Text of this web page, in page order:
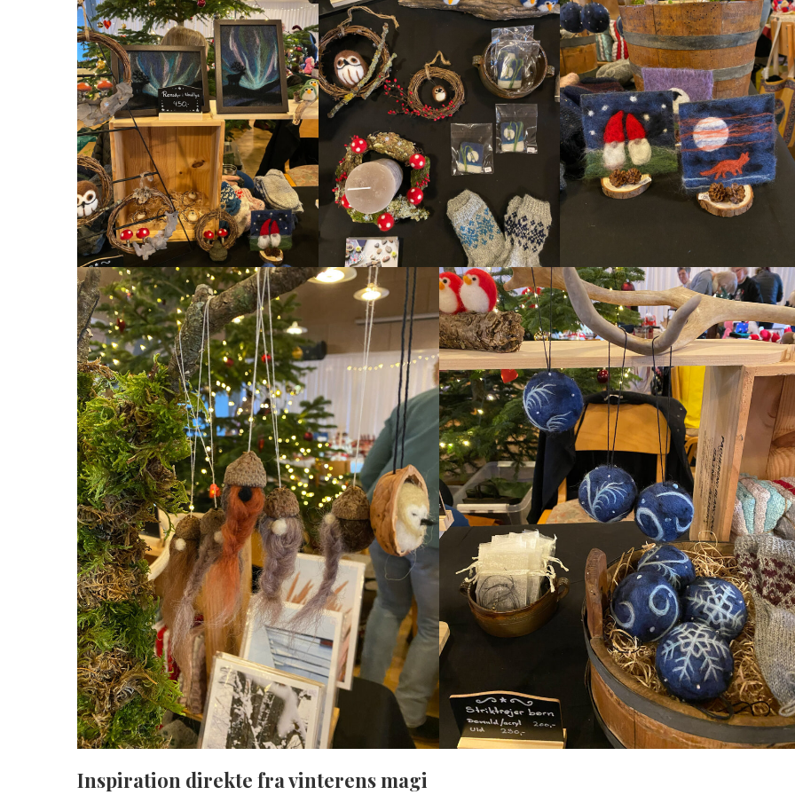
Inspiration direkte fra vinterens magi